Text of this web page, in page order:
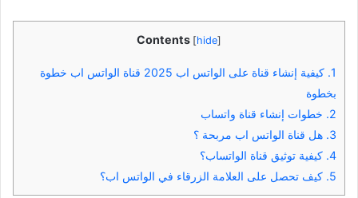
Contents [hide]
1.
كيفية إنشاء قناة على الواتس اب 2025 قناة الواتس اب خطوة
بخطوة
2. خطوات إنشاء قناة واتساب
3. هل قناة الواتس اب مربحة ؟
4. كيفية توثيق قناة الواتساب؟
5. كيف تحصل على العلامة الزرقاء في الواتس اب؟